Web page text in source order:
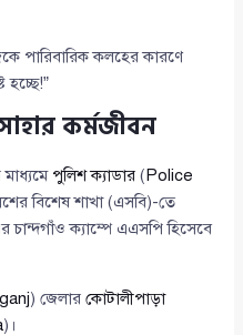
পারিবারিক কলহের কারণে
হচ্ছে!”
কর্মজীবন
পুলিশ ক্যাডার ( Police
বিশেষ শাখা (এসবি)-তে
চান্দগাঁও ক্যাম্পে এএসপি হিসেবে
) জেলারকোটালীপাড়া
)।